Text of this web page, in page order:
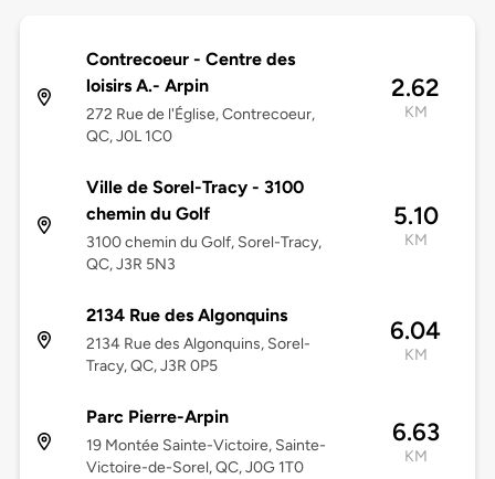
Contrecoeur - Centre des
loisirs A.- Arpin
272 Rue de l'Église, Contrecoeur,
QC, J0L 1C0
2.62
KM
Ville de Sorel-Tracy - 3100
chemin du Golf
3100 chemin du Golf, Sorel-Tracy,
QC, J3R 5N3
5.10
KM
2134 Rue des Algonquins
2134 Rue des Algonquins, Sorel-
Tracy, QC, J3R 0P5
6.04
KM
Parc Pierre-Arpin
19 Montée Sainte-Victoire, Sainte-
Victoire-de-Sorel, QC, J0G 1T0
6.63
KM